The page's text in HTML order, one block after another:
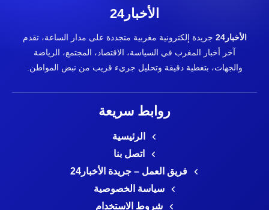
الأخبار24
الأخبار24
جريدة إلكترونية مغربية متجددة على مدار الساعة، تقدم
آخر أخبار المغرب في السياسة، الاقتصاد، المجتمع، الرياضة
والجهات، بتغطية دقيقة وتحليل جريء قريب من نبض المواطن.
روابط سريعة
الرئيسية
اتصل بنا
فريق العمل – جريدة الأخبار24
سياسة الخصوصية
شروط الاستخدام